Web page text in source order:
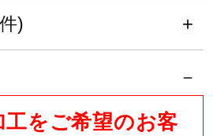
えます。
む際の皮膚の変形挙動に合わ
)
をご希望のお客